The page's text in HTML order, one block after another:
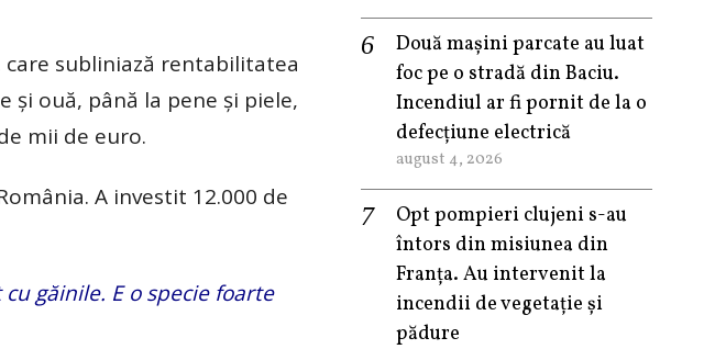
subliniază rentabilitatea
și ouă, până la pene și piele,
mii de euro.
A investit 12.000 de
găinile. E o specie foarte
Două mașini parcate au luat
foc pe o stradă din Baciu.
Incendiul ar fi pornit de la o
defecțiune electrică
august 4, 2026
Opt pompieri clujeni s-au
întors din misiunea din
Franța. Au intervenit la
incendii de vegetație și
pădure